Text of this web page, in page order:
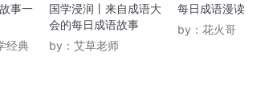
事一
经典
国学浸润丨来自成语大
会的每日成语故事
by： 艾草老师
每日成语漫读
by： 花火哥